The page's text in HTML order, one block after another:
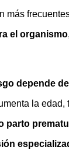
más
el organismo
depende
la
parto